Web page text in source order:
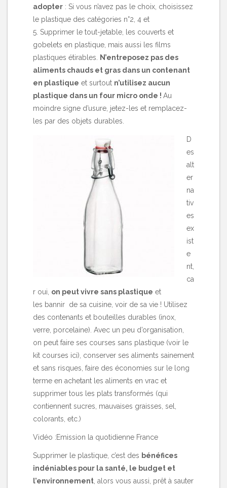
adopter : Si vous n’avez pas le choix, choisissez
le plastique des catégories n°2, 4 et
5. Supprimer le tout-jetable, les couverts et
gobelets en plastique, mais aussi les films
plastiques étirables.
N’entreposez pas des
aliments chauds et gras dans un contenant
en plastique et surtout n’utilisez aucun
plastique dans un four micro onde ! Au
moindre signe d’usure, jetez-les et remplacez-
les par des objets durables.
D
es
alt
er
na
tiv
es
ex
ist
e
nt,
ca
r oui, on peut vivre sans plastique et
les bannir de sa cuisine, voir de sa vie ! Utilisez
des contenants et bouteilles durables (inox,
verre, porcelaine). Avec un peu d’organisation,
on peut faire ses courses sans plastique (voir le
kit courses ici), conserver ses aliments sainement
et sans risques, faire des économies sur le long
terme en achetant les aliments en vrac et
supprimer tous les plats transformés (qui
contiennent sucres, mauvaises graisses, sel,
colorants, etc.)
Vidéo :Emission la quotidienne France
Supprimer le plastique, c’est des bénéfices
indéniables pour la santé, le budget et
l’environnement, alors vous aussi, prêt à sauter